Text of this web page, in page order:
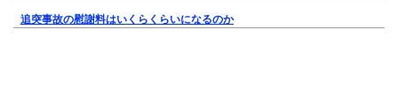
追突事故の慰謝料はいくらくらいになるのか